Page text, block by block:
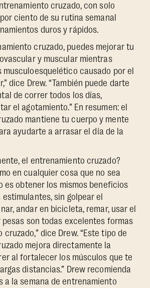
cruzado, con solo
ciento de su rutina semanal
duros y rápidos.
cruzado, puedes mejorar tu
y muscular mientras
causado por el
dice Drew. “También puede darte
de correr todos los días,
el agotamiento.” En resumen: el
mantiene tu cuerpo y mente
ayudarte a arrasar el día de la
el entrenamiento cruzado?
en cualquier cosa que no sea
es obtener los mismos beneficios
sin golpear el
andar en bicicleta, remar, usar el
son todas excelentes formas
dice Drew. “Este tipo de
mejora directamente la
al fortalecer los músculos que te
distancias.” Drew recomienda
a la semana de entrenamiento